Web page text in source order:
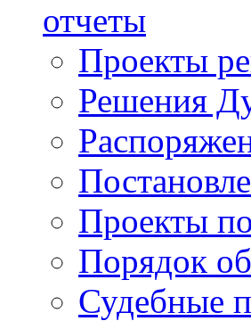
отчеты
Проекты
Решения
Проекты
Порядок
Судебные